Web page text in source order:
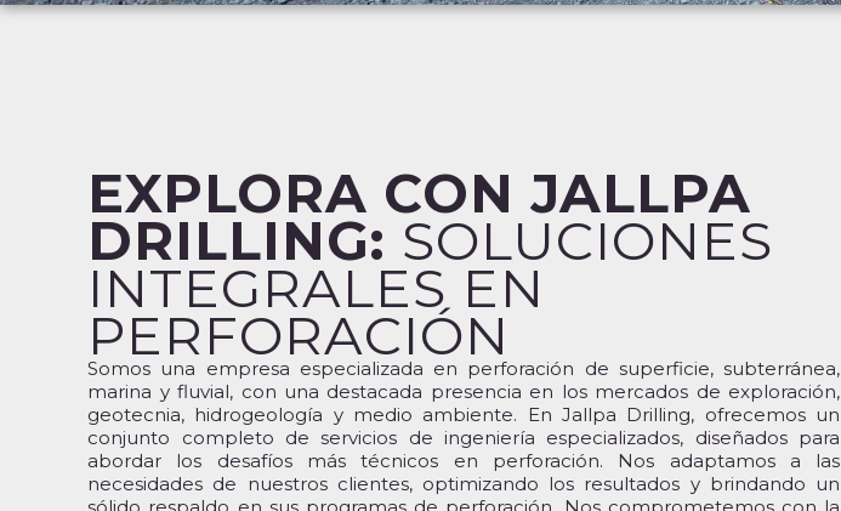
EXPLORA CON JALLPA
DRILLING: SOLUCIONES
INTEGRALES EN
PERFORACIÓN
Somos una empresa especializada en perforación de superficie, subterránea,
marina y fluvial, con una destacada presencia en los mercados de exploración,
geotecnia, hidrogeología y medio ambiente. En Jallpa Drilling, ofrecemos un
conjunto completo de servicios de ingeniería especializados, diseñados para
abordar los desafíos más técnicos en perforación. Nos adaptamos a las
necesidades de nuestros clientes, optimizando los resultados y brindando un